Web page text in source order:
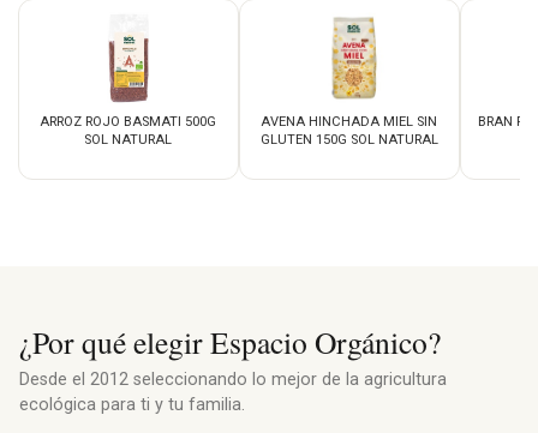
ARROZ ROJO BASMATI 500G
SOL NATURAL
AVENA HINCHADA MIEL SIN
GLUTEN 150G SOL NATURAL
BRAN
¿Por qué elegir Espacio Orgánico?
Desde el 2012 seleccionando lo mejor de la agricultura
ecológica para ti y tu familia.